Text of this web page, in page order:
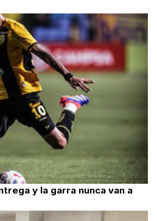
y la garra nunca van a